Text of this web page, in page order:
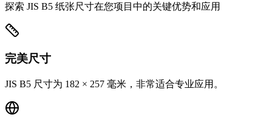
探索 JIS B5 纸张尺寸在您项目中的关键优势和应用
完美尺寸
JIS B5 尺寸为 182 × 257 毫米，非常适合专业应用。